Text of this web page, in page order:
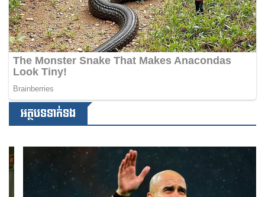
អត្ថបទទាក់ទង